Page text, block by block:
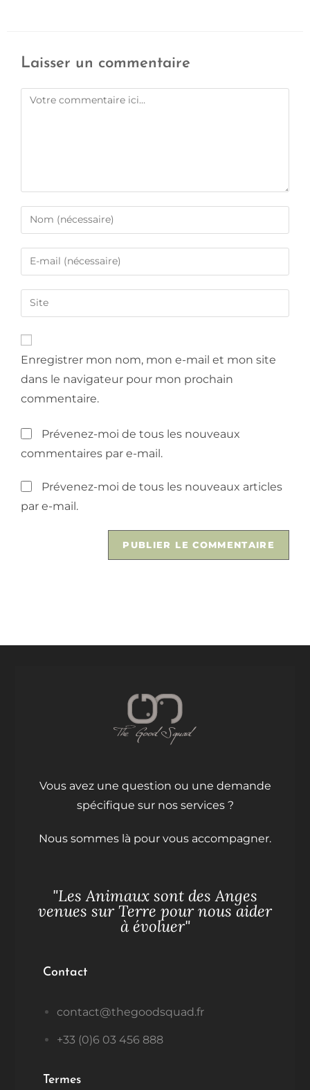
Laisser un commentaire
Enregistrer mon nom, mon e-mail et mon site
dans le navigateur pour mon prochain
commentaire.
Prévenez-moi de tous les nouveaux
commentaires par e-mail.
Prévenez-moi de tous les nouveaux articles
par e-mail.
Vous avez une question ou une demande
spécifique sur nos services ?
Nous sommes là pour vous accompagner.
"Les Animaux sont des Anges
venues sur Terre pour nous aider
à évoluer"
Contact
contact@thegoodsquad.fr
+33 (0)6 03 456 888
Termes